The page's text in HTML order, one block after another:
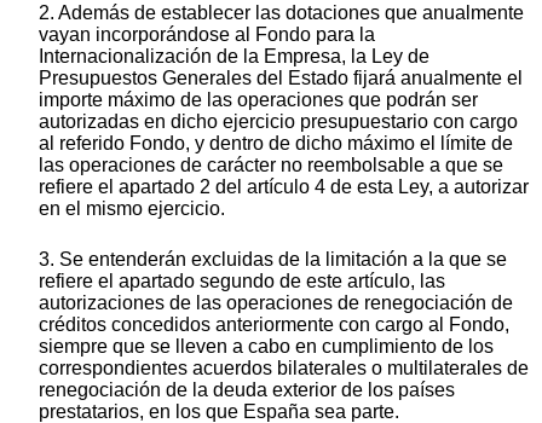
2. Además de establecer las dotaciones que anualmente
vayan incorporándose al Fondo para la
Internacionalización de la Empresa, la Ley de
Presupuestos Generales del Estado fijará anualmente el
importe máximo de las operaciones que podrán ser
autorizadas en dicho ejercicio presupuestario con cargo
al referido Fondo, y dentro de dicho máximo el límite de
las operaciones de carácter no reembolsable a que se
refiere el apartado 2 del artículo 4 de esta Ley, a autorizar
en el mismo ejercicio.
3. Se entenderán excluidas de la limitación a la que se
refiere el apartado segundo de este artículo, las
autorizaciones de las operaciones de renegociación de
créditos concedidos anteriormente con cargo al Fondo,
siempre que se lleven a cabo en cumplimiento de los
correspondientes acuerdos bilaterales o multilaterales de
renegociación de la deuda exterior de los países
prestatarios, en los que España sea parte.